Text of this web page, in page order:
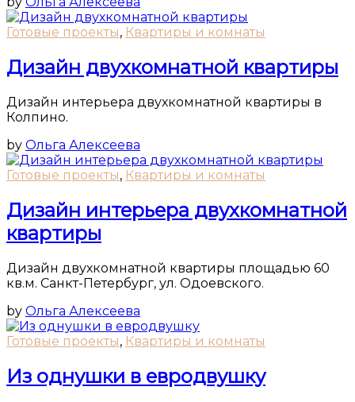
Готовые проекты, Квартиры и комнаты
Дизайн двухкомнатной квартиры
Дизайн интерьера двухкомнатной квартиры в
Колпино.
by Ольга Алексеева
Готовые проекты, Квартиры и комнаты
Дизайн интерьера двухкомнатной
квартиры
Дизайн двухкомнатной квартиры площадью 60
кв.м. Санкт-Петербург, ул. Одоевского.
by Ольга Алексеева
Готовые проекты, Квартиры и комнаты
Из однушки в евродвушку